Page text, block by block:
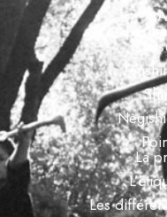
Les
La
Les